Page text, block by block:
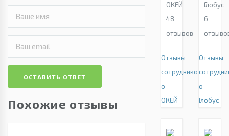
ОСТАВИТЬ ОТВЕТ
Похожие отзывы
ОКЕЙ
48
отзывов
Отзывы
сотрудников
о
ОКЕЙ
Глобус
6
Отзывы
о
Глобус